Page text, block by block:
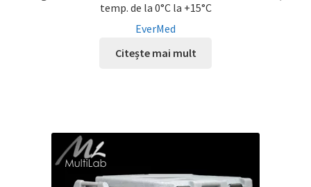
temp. de la 0°C la +15°C
EverMed
Citește mai mult